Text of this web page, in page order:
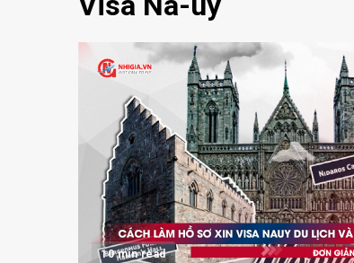
10 min read